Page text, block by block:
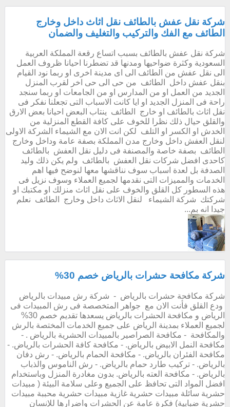
شركة نقل عفش بالطائف نقل اثاث داخل وخارج
الطائف مع الفك والتركيب والتغليف والضمان
شركة نقل عفش بالطائف بسبب اتساع رقعة المملكة العربية
السعودية وكثرة ضواحيها ومدنها قد تضطرنا احيانا ظروف العمل
الى نقل عفش من الطائف الى اى مدينة اخرى او ربما نود القيام
بنقل عفش داخل الطائف من حى الى حى اخر لقرب المنزل
الجديد من العمل او من المدارس او من الجامعات او ربما سنجد
راحة فى المنزل الجديد او ايا كانت الاسباب التى تجعلنا نفكر فى
نقل اثاث بالطائف او خارج الطائف ينتاب البعض احيانا بعض الارق
والقلق حيال ذلك نظرا للخوف على كافة القطع المنزلية من
الخدش او الكسر او التلف لكن انت الان مع الشيماء الشركة الاولى
لنقل العفش داخل وخارج مدن المملكة بصفة عامة وداخل وخارج
الطائف بصفة خاصة والمصنفة فى دليل نقل العفش بالطائف
كاحدى افضل شركات نقل العفش بالطائف ولم يكن ذلك وليد
الصدفة بل لعدة اسباب سوف نناقشها معها لنوضح فيها اهم
الخدمات والمميزات التى نقدمها لجميع العملاء وسوف نزيل فى
هذه السطور كل القلق والخوف على نقل اثاث منزلك او مكتبك او
شركتك شركة الشيماء لنقل الاثاث داخل وخارج الطائف نعلم
جيدا انه بم...
شركة مكافحة حشرات بالرياض خصم 30%
شركة مكافحة حشرات بالرياض - شركة رش مبيدات بالرياض
ودع القلق فأنت الان مع جواهر المتخصصة فى رش المبيدات فى
الرياض و مكافحة الحشرات بالرياض يسعدها تقديم خصم 30%
لجميع العملاء بمدينة الرياض على جميع الخدمات المختصة بالرش
والمكافحة - مكافحة الصراصير بالمبيدات الحشرية بالرياض . -
مكافحة النمل الابيض بالرياض. - مكافحة كافة الحشرات بالرياض. -
مكافحة الفئران بالرياض. - مكافحة الحمام بالرياض. - رش دفان
بالرياض. - تركيب طارد حمام بالرياض. - رش الناموس والذباب
بالرياض. - مكافحة العته بالرياض. بدون مغادرة المنزل وباستخدام
افضل المواد التى تحافظ على الجميع وعلى سلامة البيئة ( مبيدات
حشرية سائلة مبيدات حشرية غازية مبيدات حشرية محببة مبيدات
حشرية ضبابية) فكرة عامة عن الحشرات واضرارها للإنسان